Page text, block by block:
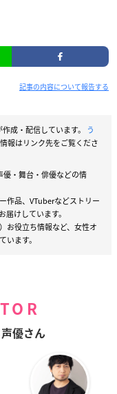
記事の内容について報告する
成・配信しています。
う
報はリンク先をご覧くださ
・舞台・俳優などの情
作品、VTuberなどストリー
けしています。
お役立ち情報など、女性オ
ます。
優さん